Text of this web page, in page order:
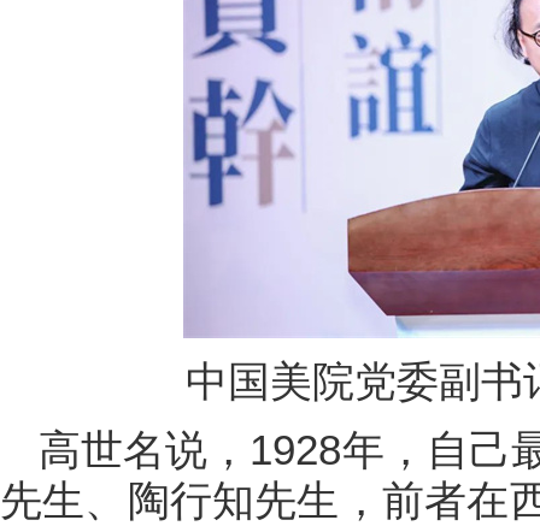
中国美院党委副
高世名说，1928年，自己
先生、陶行知先生，前者在